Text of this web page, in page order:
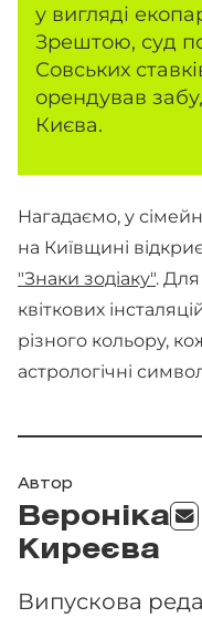
у вигляді
Зрештою, суд
Совських
орендував
Києва.
Нагадаємо, у
на Київщині
"Знаки зодіаку".
квіткових
різного кольору,
астрологічні
Автор
Вероніка
Киреєва
Випускова